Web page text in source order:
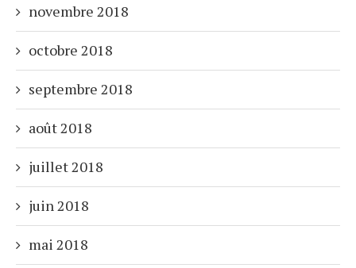
novembre 2018
octobre 2018
septembre 2018
août 2018
juillet 2018
juin 2018
mai 2018